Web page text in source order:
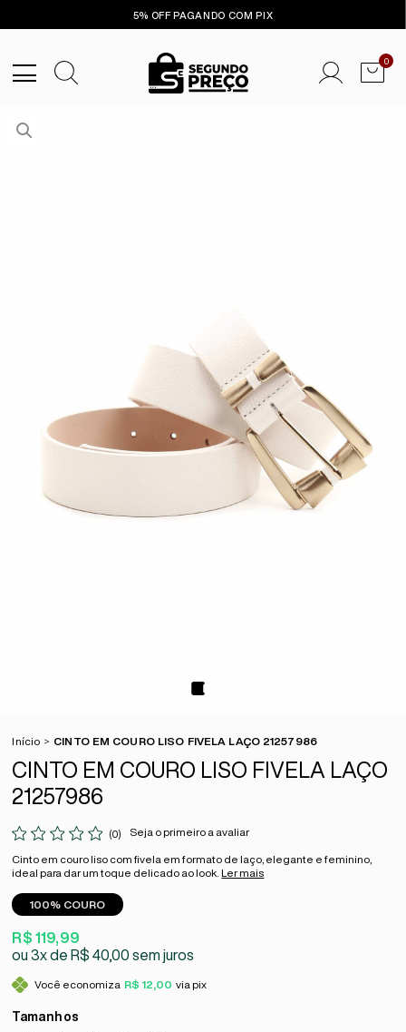
5% OFF PAGANDO COM PIX
0
Início CINTO EM COURO LISO FIVELA LAÇO 21257986
CINTO EM COURO LISO FIVELA LAÇO
21257986
(0) Seja o primeiro a avaliar
Cinto em couro liso com fivela em formato de laço, elegante e feminino,
ideal para dar um toque delicado ao look. Ler mais
100% COURO
R$ 119,99
3x
R$ 40,00sem juros
Você economiza R$ 12,00 via pix